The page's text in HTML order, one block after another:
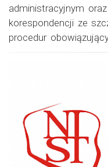
administracyjnym
korespondencji ze
procedur